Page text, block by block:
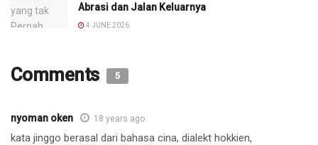
Abrasi dan Jalan Keluarnya
4 JUNE 2026
Comments 5
nyoman oken 18 years ago
kata jinggo berasal dari bahasa cina, dialekt hokkien,